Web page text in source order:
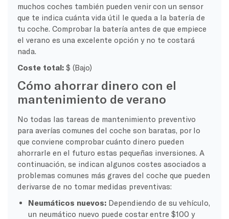
muchos coches también pueden venir con un sensor
que te indica cuánta vida útil le queda a la batería de
tu coche. Comprobar la batería antes de que empiece
el verano es una excelente opción y no te costará
nada.
Coste total:$ (Bajo)
Cómo ahorrar dinero con el
mantenimiento de verano
No todas las tareas de mantenimiento preventivo
para averías comunes del coche son baratas, por lo
que conviene comprobar cuánto dinero pueden
ahorrarle en el futuro estas pequeñas inversiones. A
continuación, se indican algunos costes asociados a
problemas comunes más graves del coche que pueden
derivarse de no tomar medidas preventivas:
Neumáticos nuevos: Dependiendo de su vehículo,
un neumático nuevo puede costar entre $100 y